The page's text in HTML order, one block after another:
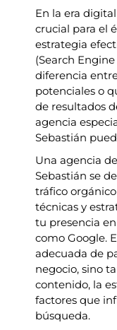
En la era
crucial para el
estrategia
(Search
diferencia
potenciales o
de resultados
agencia
Sebastián
Una agencia
Sebastián se
tráfico
técnicas y
tu presencia
como Google.
adecuada de
negocio, sino
contenido, la
factores que
búsqueda.